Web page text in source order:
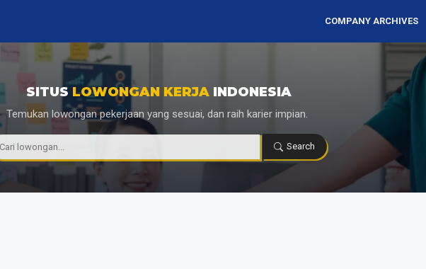
COMPANY ARCHIVES
SITUS LOWONGAN KERJAINDONESIA
Temukan lowongan pekerjaan yang sesuai, dan raih karier impian.
Search